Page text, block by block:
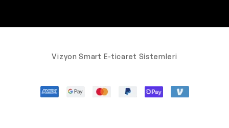
Vizyon Smart E-ticaret Sistemleri